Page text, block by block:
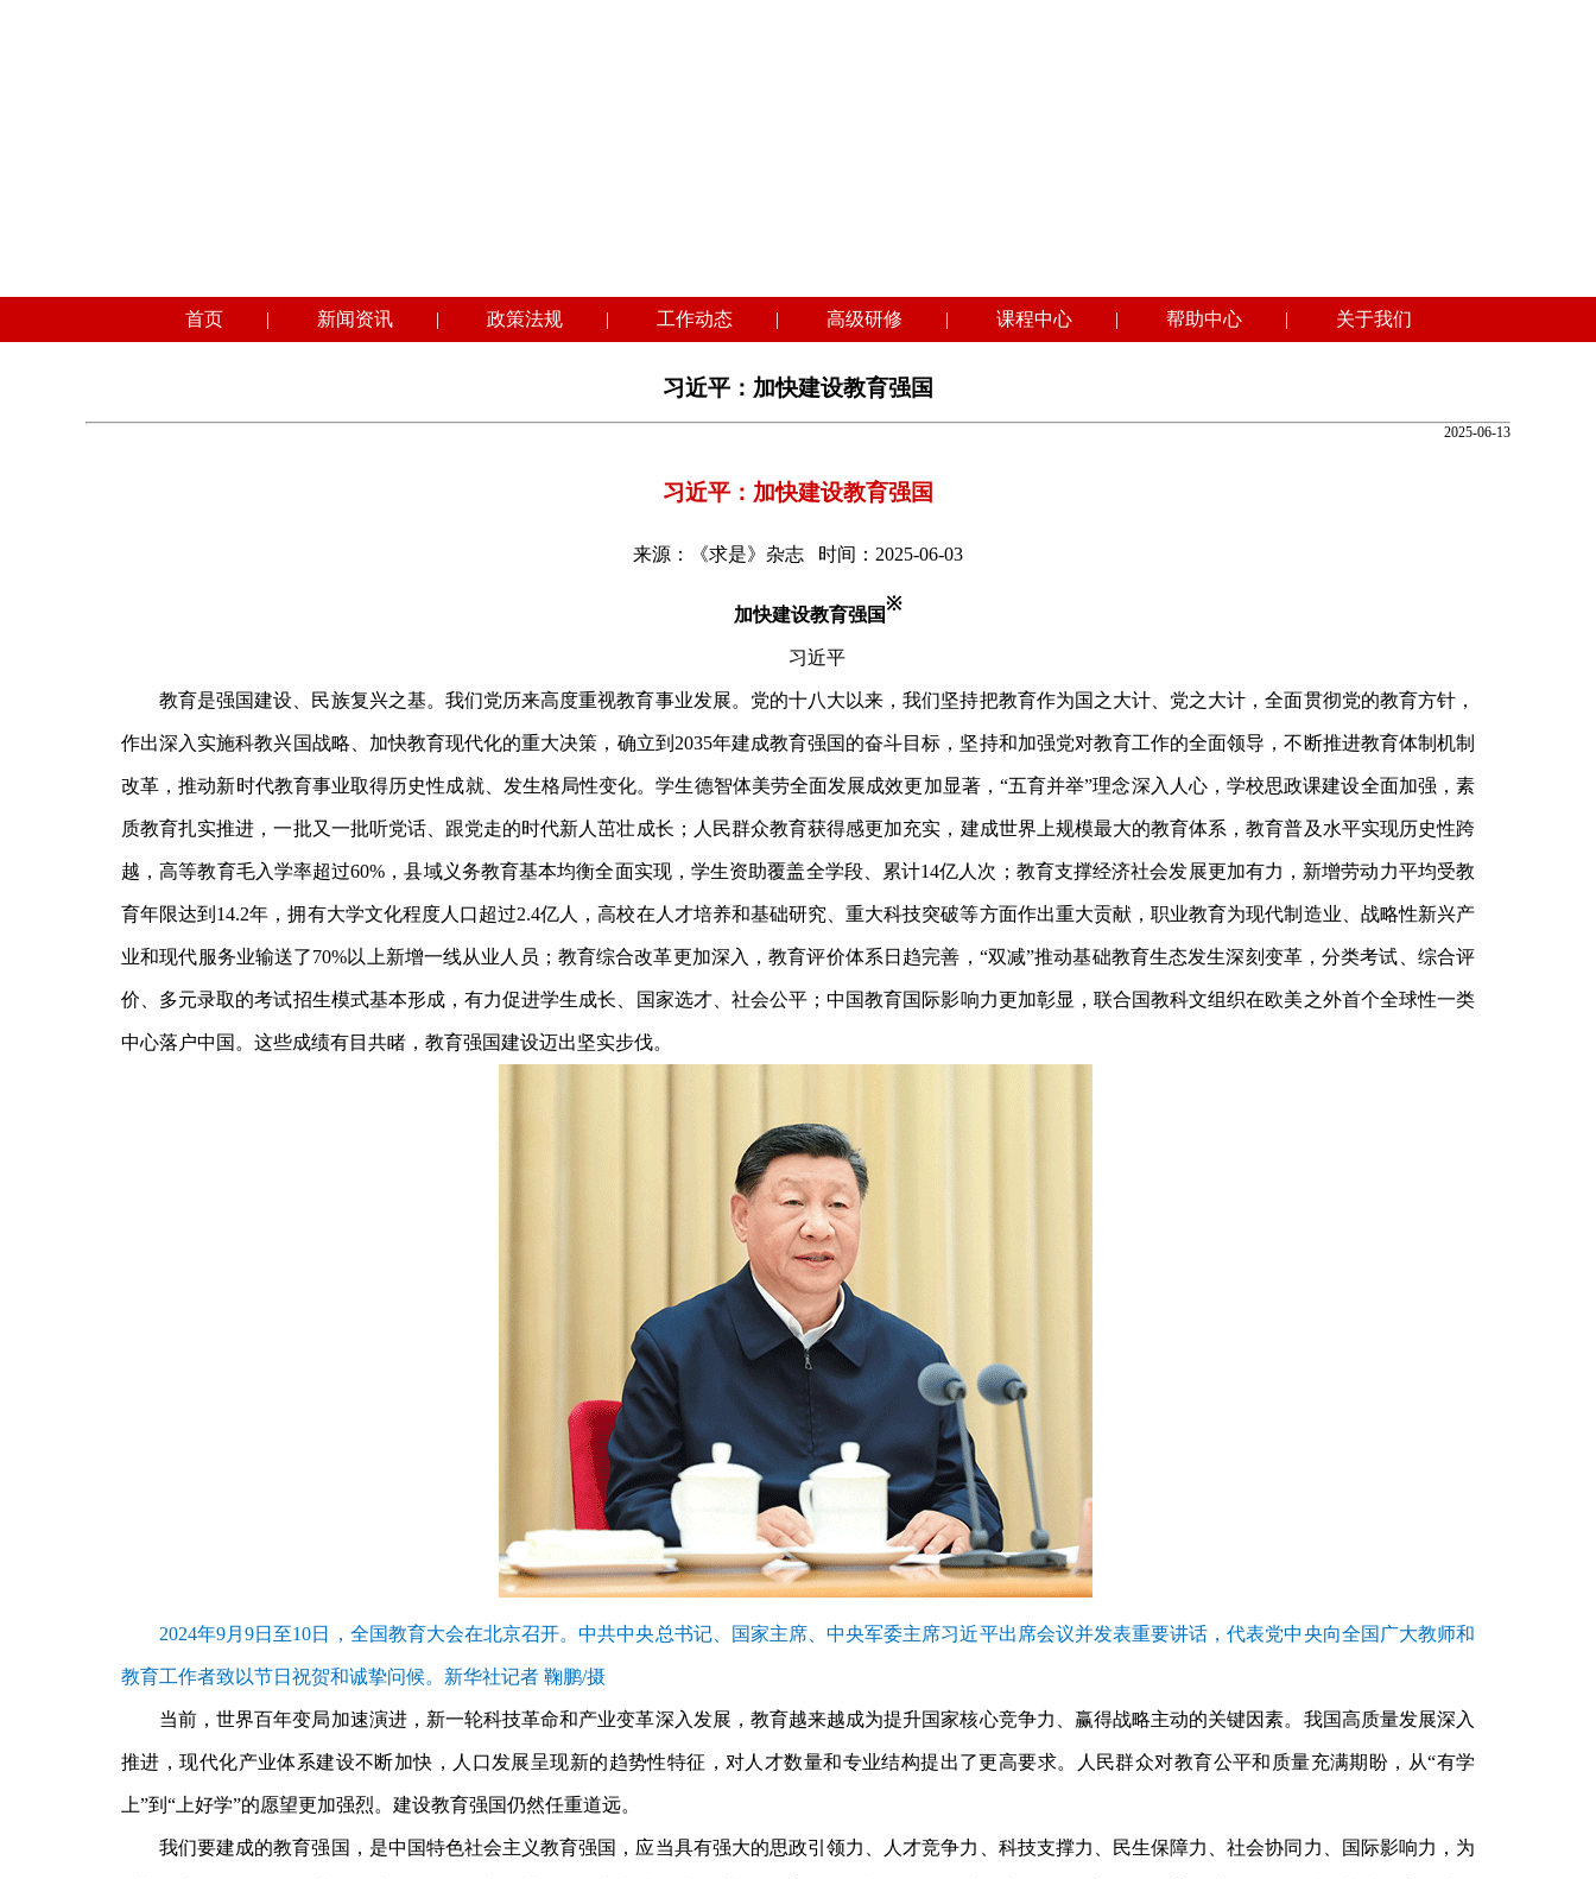
首页 | 新闻资讯 | 政策法规 | 工作动态 | 高级研修 | 课程中心 | 帮助中心 | 关于我们
习近平：加快建设教育强国
2025-06-13
习近平：加快建设教育强国
来源：《求是》杂志 时间：2025-06-03
加快建设教育强国
※
习近平
教育是强国建设、民族复兴之基。我们党历来高度重视教育事业发展。党的十八大以来，我们坚持把教育作为国之大计、党之大计，全面贯彻党的教育方针，
作出深入实施科教兴国战略、加快教育现代化的重大决策，确立到 2035年建成教育强国的奋斗目标，坚持和加强党对教育工作的全面领导，不断推进教育体制机制
改革，推动新时代教育事业取得历史性成就、发生格局性变化。学生德智体美劳全面发展成效更加显著，“五育并举”理念深入人心，学校思政课建设全面加强，素
质教育扎实推进，一批又一批听党话、跟党走的时代新人茁壮成长；人民群众教育获得感更加充实，建成世界上规模最大的教育体系，教育普及水平实现历史性跨
越，高等教育毛入学率超过60%，县域义务教育基本均衡全面实现，学生资助覆盖全学段、累计14亿人次；教育支撑经济社会发展更加有力，新增劳动力平均受教
育年限达到14.2年，拥有大学文化程度人口超过2.4亿人，高校在人才培养和基础研究、重大科技突破等方面作出重大贡献，职业教育为现代制造业、战略性新兴产
业和现代服务业输送了70%以上新增一线从业人员；教育综合改革更加深入，教育评价体系日趋完善，“双减”推动基础教育生态发生深刻变革，分类考试、综合评
价、多元录取的考试招生模式基本形成，有力促进学生成长、国家选才、社会公平；中国教育国际影响力更加彰显，联合国教科文组织在欧美之外首个全球性一类
中心落户中国。这些成绩有目共睹，教育强国建设迈出坚实步伐。
2024年9月9日至10日，全国教育大会在北京召开。中共中央总书记、国家主席、中央军委主席习近平出席会议并发表重要讲话，代表党中央向全国广大教师和
教育工作者致以节日祝贺和诚挚问候。新华社记者 鞠鹏/摄
当前，世界百年变局加速演进，新一轮科技革命和产业变革深入发展，教育越来越成为提升国家核心竞争力、赢得战略主动的关键因素。我国高质量发展深入
推进，现代化产业体系建设不断加快，人口发展呈现新的趋势性特征，对人才数量和专业结构提出了更高要求。人民群众对教育公平和质量充满期盼，从“有学
上”到“上好学”的愿望更加强烈。建设教育强国仍然任重道远。
我们要建成的教育强国，是中国特色社会主义教育强国，应当具有强大的思政引领力、人才竞争力、科技支撑力、民生保障力、社会协同力、国际影响力，为